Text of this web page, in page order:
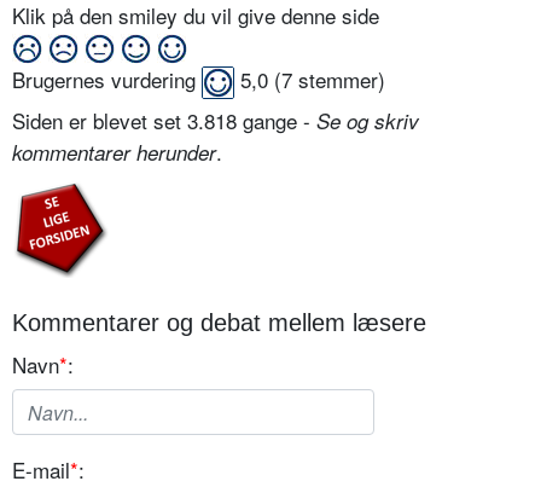
Klik på den smiley du vil give denne side
Brugernes vurdering 5,0 (7 stemmer)
Siden er blevet set 3.818 gange - Se og skriv
kommentarer herunder.
Kommentarer og debat mellem læsere
Navn*:
E-mail*: